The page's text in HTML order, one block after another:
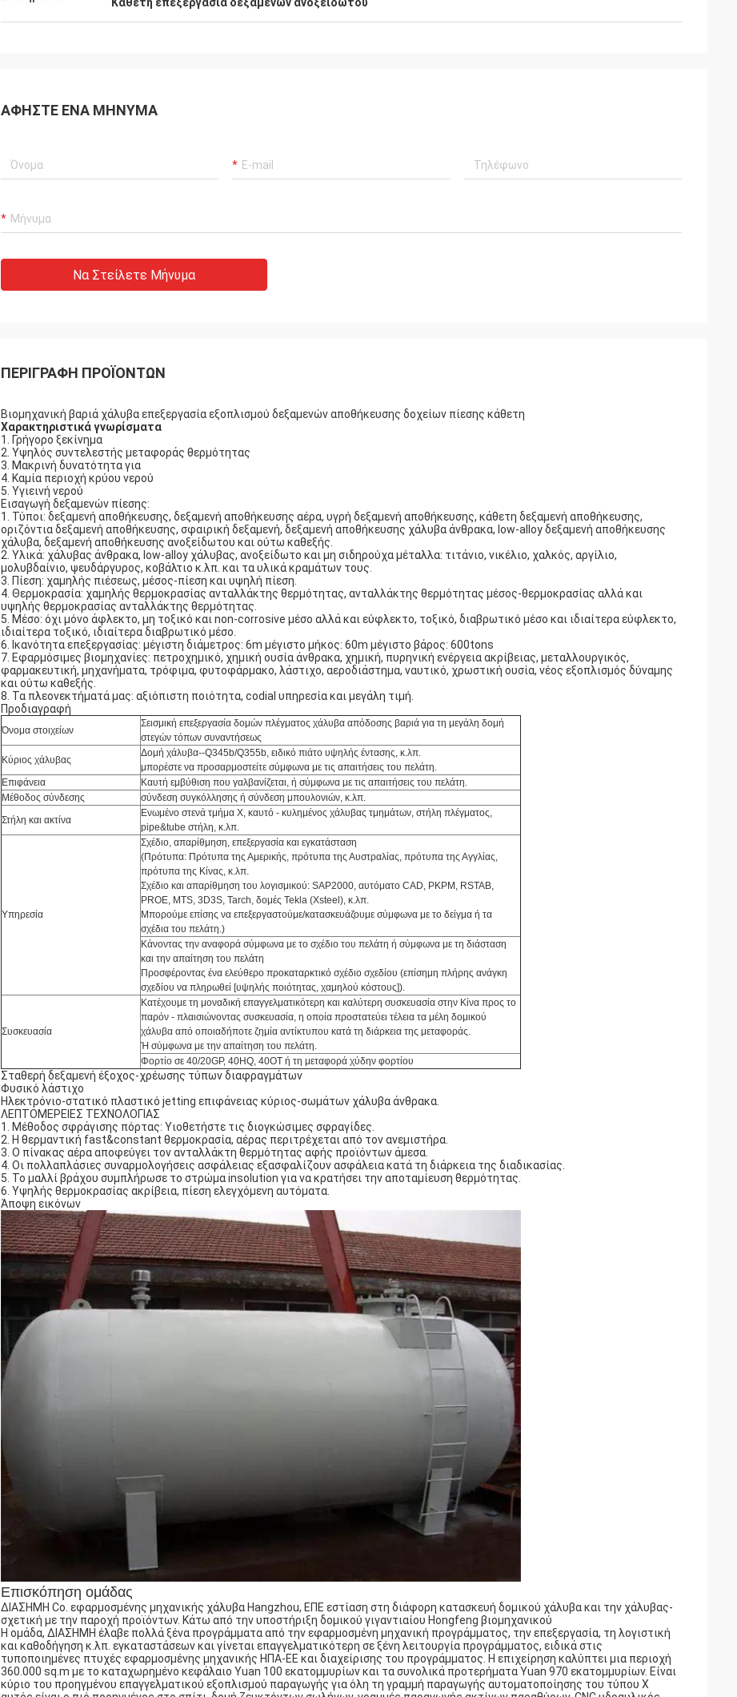
ΑΦΉΣΤΕ ΈΝΑ ΜΉΝΥΜΑ
Να Στείλετε Μήνυμα
ΠΕΡΙΓΡΑΦΉ ΠΡΟΪΌΝΤΩΝ
Βιομηχανική βαριά χάλυβα επεξεργασία εξοπλισμού δεξαμενών αποθήκευσης δοχείων πίεσης κάθετη
Χαρακτηριστικά γνωρίσματα
1. Γρήγορο ξεκίνημα
2. Υψηλός συντελεστής μεταφοράς θερμότητας
3. Μακρινή δυνατότητα για
4. Καμία περιοχή κρύου νερού
5. Υγιεινή νερού
Εισαγωγή δεξαμενών πίεσης:
1. Τύποι: δεξαμενή αποθήκευσης, δεξαμενή αποθήκευσης αέρα, υγρή δεξαμενή αποθήκευσης, κάθετη δεξαμενή αποθήκευσης,
οριζόντια δεξαμενή αποθήκευσης, σφαιρική δεξαμενή, δεξαμενή αποθήκευσης χάλυβα άνθρακα, low-alloy δεξαμενή αποθήκευσης
χάλυβα, δεξαμενή αποθήκευσης ανοξείδωτου και ούτω καθεξής.
2. Υλικά: χάλυβας άνθρακα, low-alloy χάλυβας, ανοξείδωτο και μη σιδηρούχα μέταλλα: τιτάνιο, νικέλιο, χαλκός, αργίλιο,
μολυβδαίνιο, ψευδάργυρος, κοβάλτιο κ.λπ. και τα υλικά κραμάτων τους.
3. Πίεση: χαμηλής πιέσεως, μέσος-πίεση και υψηλή πίεση.
4. Θερμοκρασία: χαμηλής θερμοκρασίας ανταλλάκτης θερμότητας, ανταλλάκτης θερμότητας μέσος-θερμοκρασίας αλλά και
υψηλής θερμοκρασίας ανταλλάκτης θερμότητας.
5. Μέσο: όχι μόνο άφλεκτο, μη τοξικό και non-corrosive μέσο αλλά και εύφλεκτο, τοξικό, διαβρωτικό μέσο και ιδιαίτερα εύφλεκτο,
ιδιαίτερα τοξικό, ιδιαίτερα διαβρωτικό μέσο.
6. Ικανότητα επεξεργασίας: μέγιστη διάμετρος: 6m μέγιστο μήκος: 60m μέγιστο βάρος: 600tons
7. Εφαρμόσιμες βιομηχανίες: πετροχημικό, χημική ουσία άνθρακα, χημική, πυρηνική ενέργεια ακρίβειας, μεταλλουργικός,
φαρμακευτική, μηχανήματα, τρόφιμα, φυτοφάρμακο, λάστιχο, αεροδιάστημα, ναυτικό, χρωστική ουσία, νέος εξοπλισμός δύναμης
και ούτω καθεξής.
8. Τα πλεονεκτήματά μας: αξιόπιστη ποιότητα, codial υπηρεσία και μεγάλη τιμή.
Προδιαγραφή
Όνομα στοιχείων
Σεισμική επεξεργασία δομών πλέγματος χάλυβα απόδοσης βαριά για τη μεγάλη δομή
στεγών τόπων συναντήσεως
Κύριος χάλυβας
Δομή χάλυβα--Q345b/Q355b, ειδικό πιάτο υψηλής έντασης, κ.λπ.
μπορέστε να προσαρμοστείτε σύμφωνα με τις απαιτήσεις του πελάτη.
Επιφάνεια
Καυτή εμβύθιση που γαλβανίζεται, ή σύμφωνα με τις απαιτήσεις του πελάτη.
Μέθοδος σύνδεσης
σύνδεση συγκόλλησης ή σύνδεση μπουλονιών, κ.λπ.
Στήλη και ακτίνα
Ενωμένο στενά τμήμα Χ, καυτό - κυλημένος χάλυβας τμημάτων, στήλη πλέγματος,
pipe&tube στήλη, κ.λπ.
Υπηρεσία
Σχέδιο, απαρίθμηση, επεξεργασία και εγκατάσταση
(Πρότυπα: Πρότυπα της Αμερικής, πρότυπα της Αυστραλίας, πρότυπα της Αγγλίας,
πρότυπα της Κίνας, κ.λπ.
Σχέδιο και απαρίθμηση του λογισμικού: SAP2000, αυτόματο CAD, PKPM, RSTAB,
PROE, MTS, 3D3S, Tarch, δομές Tekla (Xsteel), κ.λπ.
Μπορούμε επίσης να επεξεργαστούμε/κατασκευάζουμε σύμφωνα με το δείγμα ή τα
σχέδια του πελάτη.)
Κάνοντας την αναφορά σύμφωνα με το σχέδιο του πελάτη ή σύμφωνα με τη διάσταση
και την απαίτηση του πελάτη
Προσφέροντας ένα ελεύθερο προκαταρκτικό σχέδιο σχεδίου (επίσημη πλήρης ανάγκη
σχεδίου να πληρωθεί [υψηλής ποιότητας, χαμηλού κόστους]).
Συσκευασία
Κατέχουμε τη μοναδική επαγγελματικότερη και καλύτερη συσκευασία στην Κίνα προς το
παρόν - πλαισιώνοντας συσκευασία, η οποία προστατεύει τέλεια τα μέλη δομικού
χάλυβα από οποιαδήποτε ζημία αντίκτυπου κατά τη διάρκεια της μεταφοράς.
Ή σύμφωνα με την απαίτηση του πελάτη.
Φορτίο σε 40/20GP, 40HQ, 40OT ή τη μεταφορά χύδην φορτίου
Σταθερή δεξαμενή έξοχος-χρέωσης τύπων διαφραγμάτων
Φυσικό λάστιχο
Ηλεκτρόνιο-στατικό πλαστικό jetting επιφάνειας κύριος-σωμάτων χάλυβα άνθρακα.
ΛΕΠΤΟΜΕΡΕΙΕΣ ΤΕΧΝΟΛΟΓΙΑΣ
1. Μέθοδος σφράγισης πόρτας: Υιοθετήστε τις διογκώσιμες σφραγίδες.
2. Η θερμαντική fast&constant θερμοκρασία, αέρας περιτρέχεται από τον ανεμιστήρα.
3. Ο πίνακας αέρα αποφεύγει τον ανταλλάκτη θερμότητας αφής προϊόντων άμεσα.
4. Οι πολλαπλάσιες συναρμολογήσεις ασφάλειας εξασφαλίζουν ασφάλεια κατά τη διάρκεια της διαδικασίας.
5. Το μαλλί βράχου συμπλήρωσε το στρώμα insolution για να κρατήσει την αποταμίευση θερμότητας.
6. Υψηλής θερμοκρασίας ακρίβεια, πίεση ελεγχόμενη αυτόματα.
Άποψη εικόνων
Επισκόπηση ομάδας
ΔΙΑΣΗΜΗ Co. εφαρμοσμένης μηχανικής χάλυβα Hangzhou, ΕΠΕ εστίαση στη διάφορη κατασκευή δομικού χάλυβα και την χάλυβας-
σχετική με την παροχή προϊόντων. Κάτω από την υποστήριξη δομικού γιγαντιαίου Hongfeng βιομηχανικού
Η ομάδα, ΔΙΑΣΗΜΗ έλαβε πολλά ξένα προγράμματα από την εφαρμοσμένη μηχανική προγράμματος, την επεξεργασία, τη λογιστική
και καθοδήγηση κ.λπ. εγκαταστάσεων και γίνεται επαγγελματικότερη σε ξένη λειτουργία προγράμματος, ειδικά στις
τυποποιημένες πτυχές εφαρμοσμένης μηχανικής ΗΠΑ-ΕΕ και διαχείρισης του προγράμματος. Η επιχείρηση καλύπτει μια περιοχή
360.000 sq.m με το καταχωρημένο κεφάλαιο Yuan 100 εκατομμυρίων και τα συνολικά προτερήματα Yuan 970 εκατομμυρίων. Είναι
κύριο του προηγμένου επαγγελματικού εξοπλισμού παραγωγής για όλη τη γραμμή παραγωγής αυτοματοποίησης του τύπου Χ